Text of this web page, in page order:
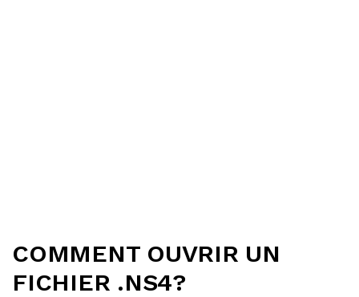
COMMENT OUVRIR UN
FICHIER .NS4?